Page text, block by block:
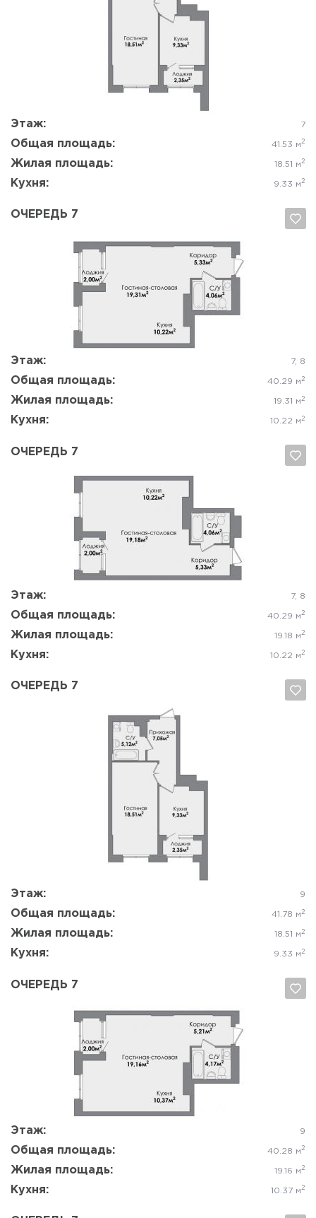
Этаж: 7
Общая площадь: 41.53 м 2
Жилая площадь: 18.51 м 2
Кухня: 9.33 м 2
ОЧЕРЕДЬ 7
Этаж: 7, 8
Общая площадь: 40.29 м 2
Жилая площадь: 19.31 м 2
Кухня: 10.22 м 2
Да, удалить Отмена
ОЧЕРЕДЬ 7
Этаж: 7, 8
Общая площадь: 40.29 м 2
Жилая площадь: 19.18 м 2
Кухня: 10.22 м 2
ОЧЕРЕДЬ 7
Этаж: 9
Общая площадь: 41.78 м 2
Жилая площадь: 18.51 м 2
Кухня: 9.33 м 2
ОЧЕРЕДЬ 7
Этаж: 9
Общая площадь: 40.28 м 2
Жилая площадь: 19.16 м 2
Кухня: 10.37 м 2
Да, удалить Отмена